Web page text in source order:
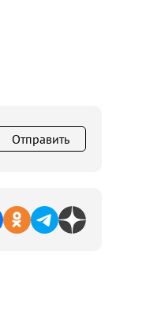
Отправить